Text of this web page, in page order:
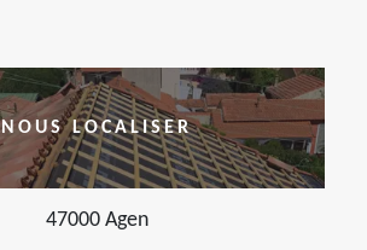
NOUS LOCALISER
47000 Agen